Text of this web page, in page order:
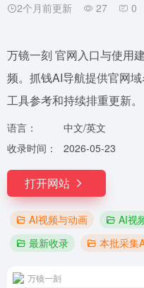
2个月前更新 27 0
万镜一刻 官网入口与使用
频。抓钱AI导航提供官网
工具参考和持续排重更新。
语言：
中文/英文
收录时间：
2026-05-23
打开网站
AI视频与动画 AI视
最新收录
本批采集
万镜一刻